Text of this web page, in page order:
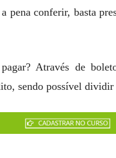
pena conferir, basta
Através de
sendo possível dividir